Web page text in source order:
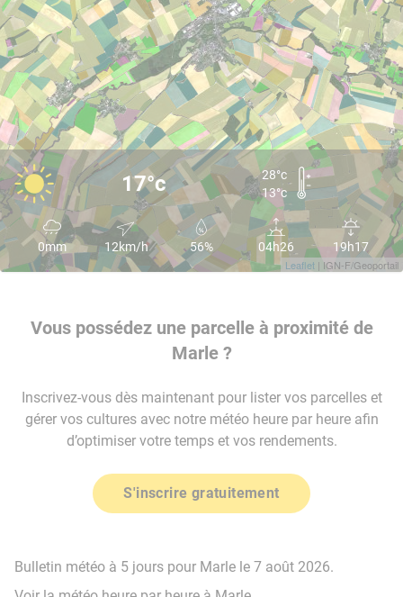
Leaflet | IGN-F/Geoportail
17°c
28°c
13°c
0mm 12km/h 56% 04h26 19h17
Vous possédez une parcelle à proximité de
Marle ?
Inscrivez-vous dès maintenant pour lister vos parcelles et
gérer vos cultures avec notre météo heure par heure afin
d’optimiser votre temps et vos rendements.
S'inscrire gratuitement
Bulletin météo à 5 jours pour Marle le 7 août 2026.